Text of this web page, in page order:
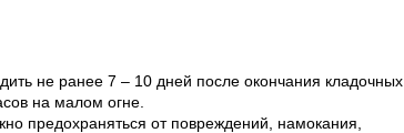
не ранее 7 – 10 дней после окончания кладочных
на малом огне.
предохраняться от повреждений, намокания,